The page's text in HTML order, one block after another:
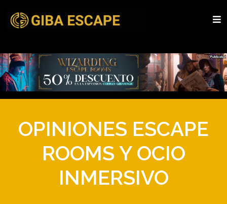
OPINIONES ESCAPE
ROOMS Y OCIO
INMERSIVO